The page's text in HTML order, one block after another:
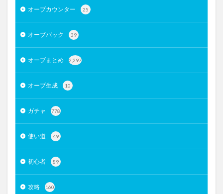
オーブカウンター 25
オーブバック 39
オーブまとめ 2,297
オーブ生成 10
ガチャ 778
使い道 49
初心者 89
攻略 160